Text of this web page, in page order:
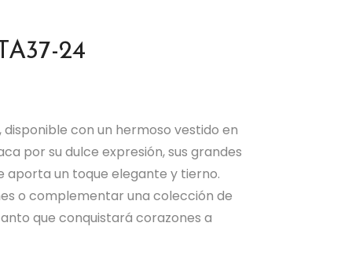
24
con un hermoso vestido en
por su dulce expresión, sus grandes
aporta un toque elegante y tierno.
o complementar una colección de
que conquistará corazones a